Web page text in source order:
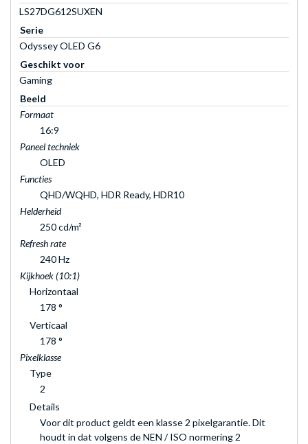
LS27DG612SUXEN
Serie
Odyssey OLED G6
Geschikt voor
Gaming
Beeld
Formaat
16:9
Paneel techniek
OLED
Functies
QHD/WQHD, HDR Ready, HDR10
Helderheid
250 cd/m²
Refresh rate
240 Hz
Kijkhoek (10:1)
Horizontaal
178 °
Verticaal
178 °
Pixelklasse
Type
2
Details
Voor dit product geldt een klasse 2 pixelgarantie. Dit
houdt in dat volgens de NEN / ISO normering 2